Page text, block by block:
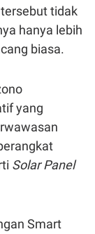
tidak
hanya lebih
biasa.
yang
Solar Panel
Smart